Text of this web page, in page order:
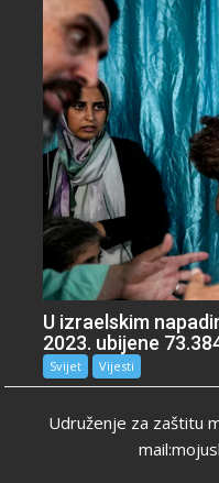
U izraelskim
2023. ubijene
Svijet Vijesti
Udruženje za zaštitu